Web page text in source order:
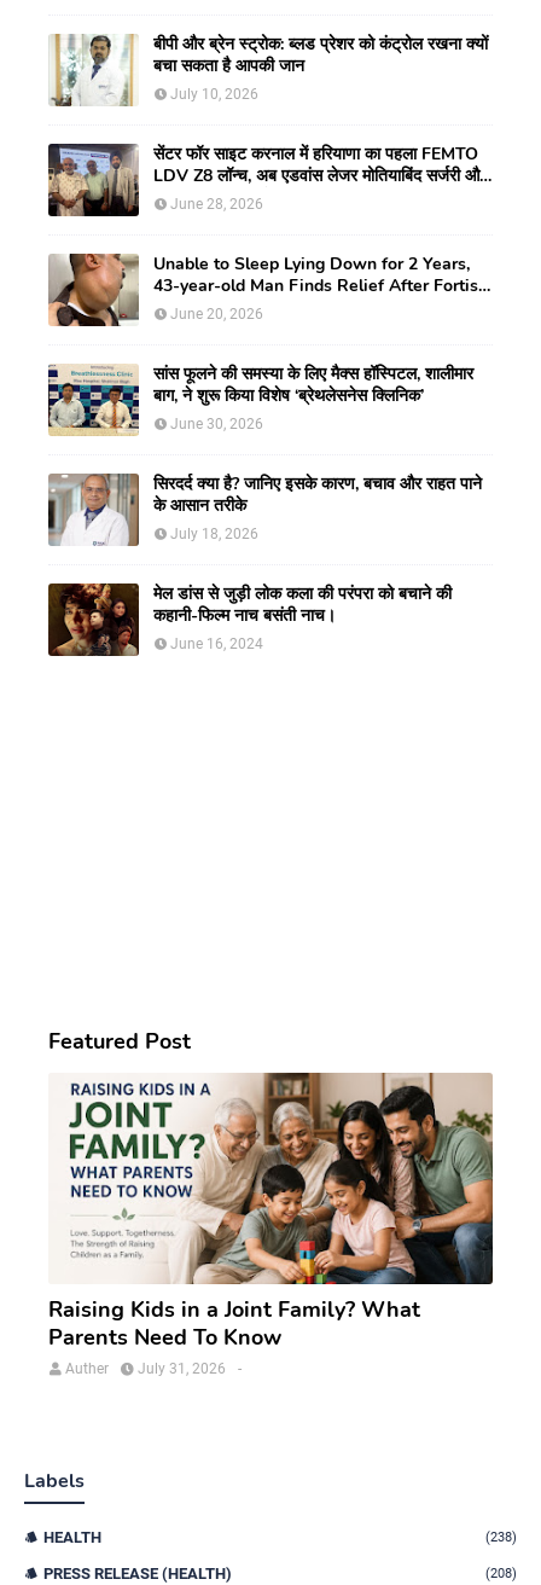
बीपी और ब्रेन स्ट्रोक: ब्लड प्रेशर को कंट्रोल रखना क्यों
बचा सकता है आपकी जान
July 10, 2026
सेंटर फॉर साइट करनाल में हरियाणा का पहला FEMTO
LDV Z8 लॉन्च, अब एडवांस लेजर मोतियाबिंद सर्जरी और
CLEAR विजन करेक्शन की सुविधा
June 28, 2026
Unable to Sleep Lying Down for 2 Years,
43-year-old Man Finds Relief After Fortis
Gurugram Doctors Remove Rare Giant
Neck Tumour
June 20, 2026
सांस फूलने की समस्या के लिए मैक्स हॉस्पिटल, शालीमार
बाग, ने शुरू किया विशेष ‘ब्रेथलेसनेस क्लिनिक’
June 30, 2026
सिरदर्द क्या है? जानिए इसके कारण, बचाव और राहत पाने
के आसान तरीके
July 18, 2026
मेल डांस से जुड़ी लोक कला की परंपरा को बचाने की
कहानी-फिल्म नाच बसंती नाच।
June 16, 2024
Featured Post
Raising Kids in a Joint Family? What
Parents Need To Know
Auther -
July 31, 2026
Labels
HEALTH (238)
PRESS RELEASE (HEALTH) (208)